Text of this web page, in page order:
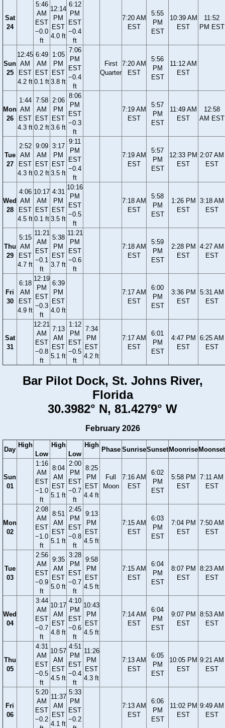
Sat
24
5:46
AM
EST
−0.0
ft
12:14
PM
EST
4.0 ft
6:12
PM
EST
−0.4
ft
7:20 AM
EST
5:55
PM
EST
10:39 AM
EST
11:52
PM EST
Sun
25
12:45
AM
EST
4.2 ft
6:49
AM
EST
0.1 ft
1:05
PM
EST
3.8 ft
7:06
PM
EST
−0.4
ft
First
Quarter
7:20 AM
EST
5:56
PM
EST
11:12 AM
EST
Mon
26
1:44
AM
EST
4.3 ft
7:58
AM
EST
0.2 ft
2:06
PM
EST
3.6 ft
8:06
PM
EST
−0.3
ft
7:19 AM
EST
5:57
PM
EST
11:49 AM
EST
12:58
AM EST
Tue
27
2:52
AM
EST
4.3 ft
9:09
AM
EST
0.2 ft
3:17
PM
EST
3.5 ft
9:11
PM
EST
−0.4
ft
7:19 AM
EST
5:57
PM
EST
12:33 PM
EST
2:07 AM
EST
Wed
28
4:06
AM
EST
4.5 ft
10:17
AM
EST
0.1 ft
4:31
PM
EST
3.5 ft
10:16
PM
EST
−0.5
ft
7:18 AM
EST
5:58
PM
EST
1:26 PM
EST
3:18 AM
EST
Thu
29
5:15
AM
EST
4.7 ft
11:21
AM
EST
−0.1
ft
5:38
PM
EST
3.7 ft
11:21
PM
EST
−0.6
ft
7:18 AM
EST
5:59
PM
EST
2:28 PM
EST
4:27 AM
EST
Fri
30
6:18
AM
EST
4.9 ft
12:19
PM
EST
−0.3
ft
6:39
PM
EST
4.0 ft
7:17 AM
EST
6:00
PM
EST
3:36 PM
EST
5:31 AM
EST
Sat
31
12:21
AM
EST
−0.8
ft
7:13
AM
EST
5.1 ft
1:12
PM
EST
−0.5
ft
7:34
PM
EST
4.2 ft
7:17 AM
EST
6:01
PM
EST
4:47 PM
EST
6:25 AM
EST
Bar Pilot Dock, St. Johns River,
Florida
30.3982° N, 81.4279° W
February 2026
Day
High
Low
High
Low
High
Phase SunriseSunset Moonrise Moonset
Sun
01
1:16
AM
EST
−1.0
ft
8:04
AM
EST
5.1 ft
2:00
PM
EST
−0.7
ft
8:25
PM
EST
4.4 ft
Full
Moon
7:16 AM
EST
6:02
PM
EST
5:58 PM
EST
7:11 AM
EST
Mon
02
2:08
AM
EST
−1.0
ft
8:51
AM
EST
5.1 ft
2:45
PM
EST
−0.8
ft
9:13
PM
EST
4.5 ft
7:15 AM
EST
6:03
PM
EST
7:04 PM
EST
7:50 AM
EST
Tue
03
2:56
AM
EST
−0.9
ft
9:35
AM
EST
5.0 ft
3:28
PM
EST
−0.7
ft
9:58
PM
EST
4.5 ft
7:15 AM
EST
6:04
PM
EST
8:07 PM
EST
8:23 AM
EST
Wed
04
3:44
AM
EST
−0.7
ft
10:17
AM
EST
4.8 ft
4:10
PM
EST
−0.6
ft
10:43
PM
EST
4.5 ft
7:14 AM
EST
6:04
PM
EST
9:07 PM
EST
8:53 AM
EST
Thu
05
4:31
AM
EST
−0.5
ft
10:57
AM
EST
4.5 ft
4:51
PM
EST
−0.4
ft
11:26
PM
EST
4.3 ft
7:13 AM
EST
6:05
PM
EST
10:05 PM
EST
9:21 AM
EST
Fri
06
5:20
AM
EST
−0.2
11:37
AM
EST
4.1 ft
5:33
PM
EST
−0.2
7:13 AM
EST
6:06
PM
EST
11:02 PM
EST
9:49 AM
EST